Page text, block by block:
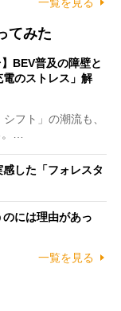
一覧を見る
てみた
BEV普及の障壁と
のストレス」解
フト」の潮流も、
。…
した「フォレスタ
には理由があっ
一覧を見る